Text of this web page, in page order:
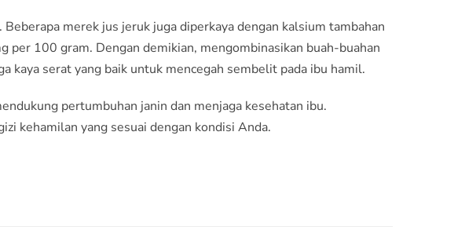
merek jus jeruk juga diperkaya dengan kalsium tambahan
100 gram. Dengan demikian, mengombinasikan buah-buahan
kaya serat yang baik untuk mencegah sembelit pada ibu hamil.
pertumbuhan janin dan menjaga kesehatan ibu.
kehamilan yang sesuai dengan kondisi Anda.